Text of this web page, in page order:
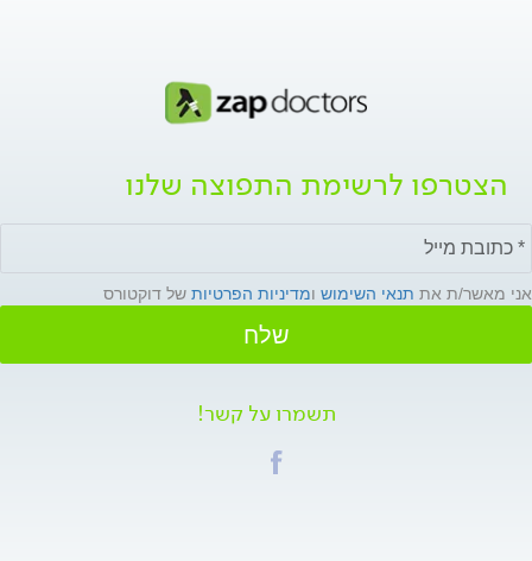
הצטרפו לרשימת התפוצה שלנו
אני מאשר/ת את תנאי השימוש ומדיניות הפרטיות של דוקטורס
שלח
תשמרו על קשר!